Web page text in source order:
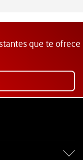
que te ofrece